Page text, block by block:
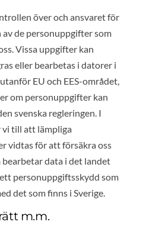
över och ansvaret för
de personuppgifter som
Vissa uppgifter kan
eller bearbetas i datorer i
EU och EES-området,
om personuppgifter kan
svenska regleringen. I
vi till att lämpliga
vidtas för att försäkra oss
bearbetar data i det landet
personuppgiftsskydd som
det som finns i Sverige.
m.m.